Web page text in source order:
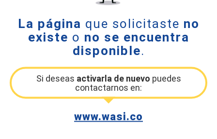
La página que solicitaste no
existe o no se encuentra
disponible.
Si deseas activarla de nuevo puedes
contactarnos en:
www.wasi.co